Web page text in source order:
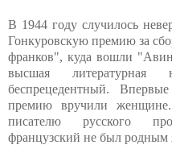
В 1944 году случилось
Гонкуровскую премию за
франков", куда вошли
высшая литературная
беспрецедентный.
премию вручили
писателю русского
французский не был родным